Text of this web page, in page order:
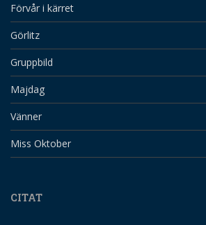
Förvår i kärret
Görlitz
Gruppbild
Majdag
Vänner
Miss Oktober
CITAT